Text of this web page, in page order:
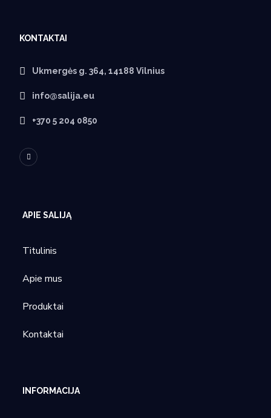
KONTAKTAI
Ukmergės g. 364, 14188 Vilnius
info@salija.eu
+370 5 204 0850
APIE SALIJĄ
Titulinis
Apie mus
Produktai
Kontaktai
INFORMACIJA